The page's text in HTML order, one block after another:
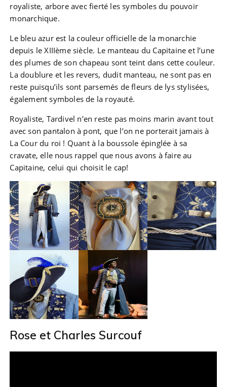
royaliste, arbore avec fierté les symboles du pouvoir
monarchique.
Le bleu azur est la couleur officielle de la monarchie
depuis le XIIIème siècle. Le manteau du Capitaine et l’une
des plumes de son chapeau sont teint dans cette couleur.
La doublure et les revers, dudit manteau, ne sont pas en
reste puisqu’ils sont parsemés de fleurs de lys stylisées,
également symboles de la royauté.
Royaliste, Tardivel n’en reste pas moins marin avant tout
avec son pantalon à pont, que l’on ne porterait jamais à
La Cour du roi ! Quant à la boussole épinglée à sa
cravate, elle nous rappel que nous avons à faire au
Capitaine, celui qui choisit le cap!
Rose et Charles Surcouf